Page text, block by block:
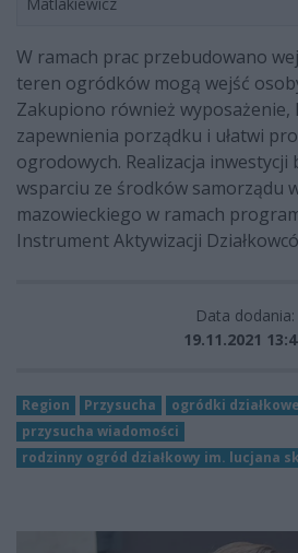
Matlakiewicz
W ramach prac przebudowano
teren ogródków mogą wejść
Zakupiono również wyposażenie,
zapewnienia porządku i ułatwi
ogrodowych. Realizacja inwestycji
wsparciu ze środków samorządu
mazowieckiego w ramach
Instrument Aktywizacji
Data dodania:
19.11.2021
Region Przysucha
ogródki działkowe
przysucha wiadomości
rodzinny ogród działkowy im. lucjana